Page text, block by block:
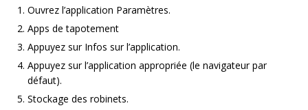
Ouvrez l’application Paramètres.
Apps de tapotement
Appuyez sur Infos sur l’application.
Appuyez sur l’application appropriée (le navigateur par
défaut).
Stockage des robinets.